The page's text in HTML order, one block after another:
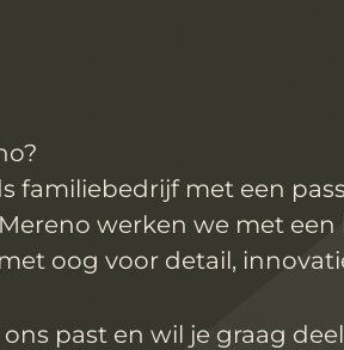
familiebedrijf met een
werken we met
oog voor detail,
past en wil je graag